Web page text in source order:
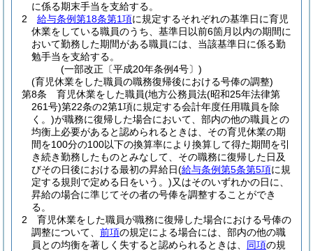
に係る期末手当を支給する。
2
給与条例第18条第1項に規定するそれぞれの基準日に育児
休業をしている職員のうち、基準日以前6箇月以内の期間に
おいて勤務した期間がある職員には、当該基準日に係る勤
勉手当を支給する。
(一部改正〔平成20年条例4号〕)
(育児休業をした職員の職務復帰後における号俸の調整)
第8条
育児休業をした職員(地方公務員法(昭和25年法律第
261号)第22条の2第1項に規定する会計年度任用職員を除
く。)が職務に復帰した場合において、部内の他の職員との
均衡上必要があると認められるときは、その育児休業の期
間を100分の100以下の換算率により換算して得た期間を引
き続き勤務したものとみなして、その職務に復帰した日及
びその日後における最初の昇給日(給与条例第5条第5項に規
定する規則で定める日をいう。)又はそのいずれかの日に、
昇給の場合に準じてその者の号俸を調整することができ
る。
2
育児休業をした職員が職務に復帰した場合における号俸の
調整について、 前項の規定による場合には、部内の他の職
員との均衡を著しく失すると認められるときは、 同項の規